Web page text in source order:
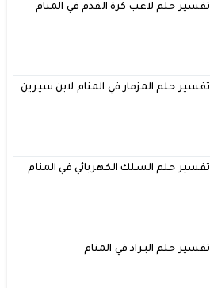
تفسير حلم لاعب كرة القدم في المنام
تفسير حلم المزمار في المنام لابن سيرين
تفسير حلم السلك الكهربائي في المنام
تفسير حلم البراد في المنام